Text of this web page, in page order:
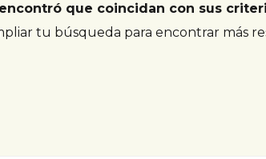
que coincidan con sus
tu búsqueda para encontrar más